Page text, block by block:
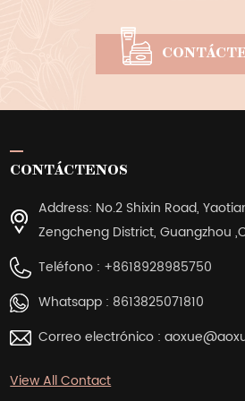
CONTÁCTENOS
Address: No.2 Shixin Road,
Zengcheng District, Guangzhou
Teléfono : +8618928985750
Whatsapp : 8613825071810
Correo electrónico :
View All Contact